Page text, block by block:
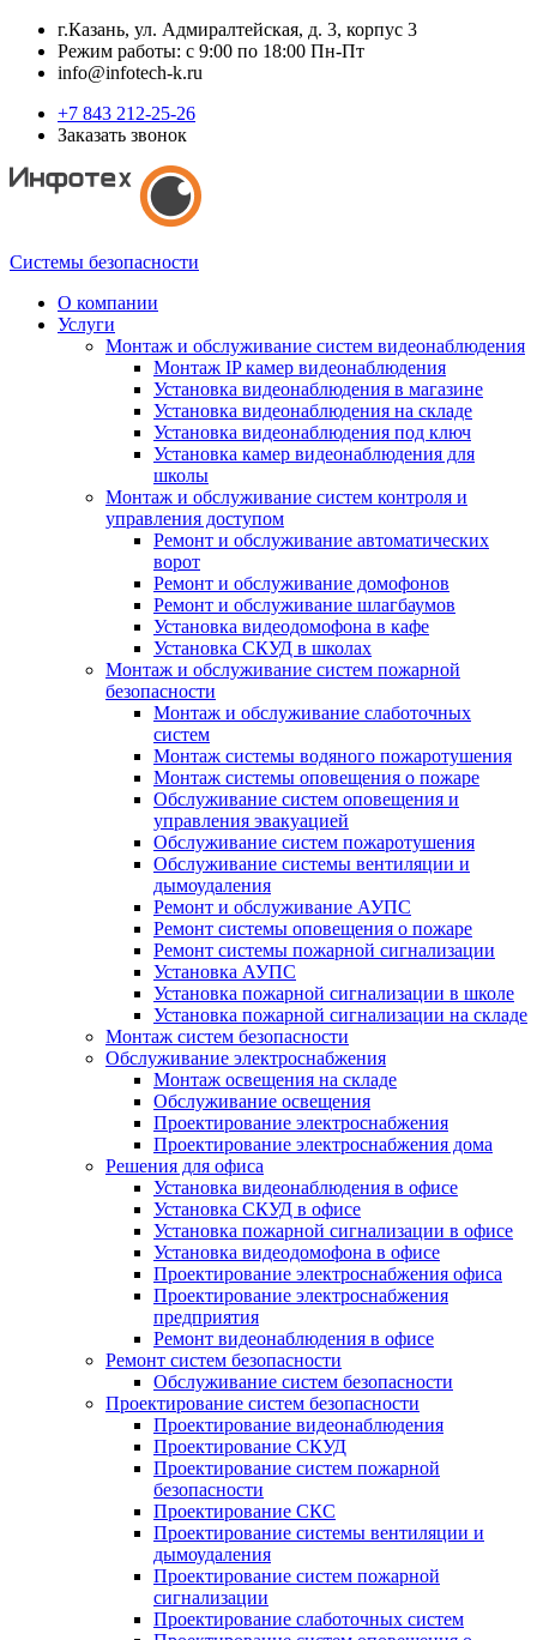
г.Казань, ул. Адмиралтейская, д. 3, корпус 3
Режим работы: с 9:00 по 18:00 Пн-Пт
info@infotech-k.ru
+7 843 212-25-26
Заказать звонок
Системы безопасности
О компании
Услуги
Монтаж и обслуживание систем видеонаблюдения
Монтаж IP камер видеонаблюдения
Установка видеонаблюдения в магазине
Установка видеонаблюдения на складе
Установка видеонаблюдения под ключ
Установка камер видеонаблюдения для
школы
Монтаж и обслуживание систем контроля и
управления доступом
Ремонт и обслуживание автоматических
ворот
Ремонт и обслуживание домофонов
Ремонт и обслуживание шлагбаумов
Установка видеодомофона в кафе
Установка СКУД в школах
Монтаж и обслуживание систем пожарной
безопасности
Монтаж и обслуживание слаботочных
систем
Монтаж системы водяного пожаротушения
Монтаж системы оповещения о пожаре
Обслуживание систем оповещения и
управления эвакуацией
Обслуживание систем пожаротушения
Обслуживание системы вентиляции и
дымоудаления
Ремонт и обслуживание АУПС
Ремонт системы оповещения о пожаре
Ремонт системы пожарной сигнализации
Установка АУПС
Установка пожарной сигнализации в школе
Установка пожарной сигнализации на складе
Монтаж систем безопасности
Обслуживание электроснабжения
Монтаж освещения на складе
Обслуживание освещения
Проектирование электроснабжения
Проектирование электроснабжения дома
Решения для офиса
Установка видеонаблюдения в офисе
Установка СКУД в офисе
Установка пожарной сигнализации в офисе
Установка видеодомофона в офисе
Проектирование электроснабжения офиса
Проектирование электроснабжения
предприятия
Ремонт видеонаблюдения в офисе
Ремонт систем безопасности
Обслуживание систем безопасности
Проектирование систем безопасности
Проектирование видеонаблюдения
Проектирование СКУД
Проектирование систем пожарной
безопасности
Проектирование СКС
Проектирование системы вентиляции и
дымоудаления
Проектирование систем пожарной
сигнализации
Проектирование слаботочных систем